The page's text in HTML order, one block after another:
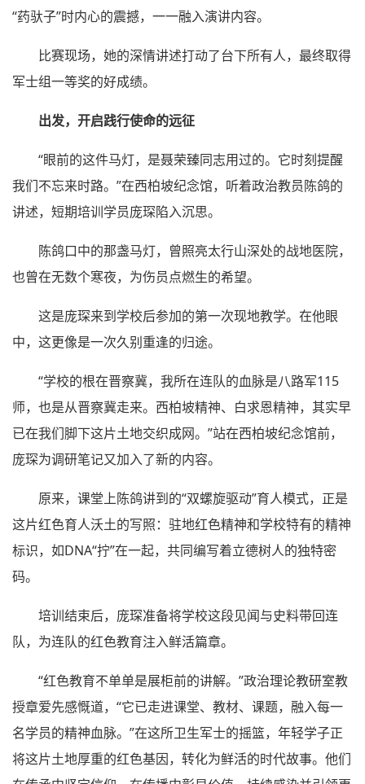
“药驮子”时内心的震撼，一一融入演讲内容。
比赛现场，她的深情讲述打动了台下所有人，最终取得
军士组一等奖的好成绩。
出发，开启践行使命的远征
“眼前的这件马灯，是聂荣臻同志用过的。它时刻提醒
我们不忘来时路。”在西柏坡纪念馆，听着政治教员陈鸽的
讲述，短期培训学员庞琛陷入沉思。
陈鸽口中的那盏马灯，曾照亮太行山深处的战地医院，
也曾在无数个寒夜，为伤员点燃生的希望。
这是庞琛来到学校后参加的第一次现地教学。在他眼
中，这更像是一次久别重逢的归途。
“学校的根在晋察冀，我所在连队的血脉是八路军115
师，也是从晋察冀走来。西柏坡精神、白求恩精神，其实早
已在我们脚下这片土地交织成网。”站在西柏坡纪念馆前，
庞琛为调研笔记又加入了新的内容。
原来，课堂上陈鸽讲到的“双螺旋驱动”育人模式，正是
这片红色育人沃土的写照：驻地红色精神和学校特有的精神
标识，如DNA“拧”在一起，共同编写着立德树人的独特密
码。
培训结束后，庞琛准备将学校这段见闻与史料带回连
队，为连队的红色教育注入鲜活篇章。
“红色教育不单单是展柜前的讲解。”政治理论教研室教
授章爱先感慨道，“它已走进课堂、教材、课题，融入每一
名学员的精神血脉。”在这所卫生军士的摇篮，年轻学子正
将这片土地厚重的红色基因，转化为鲜活的时代故事。他们